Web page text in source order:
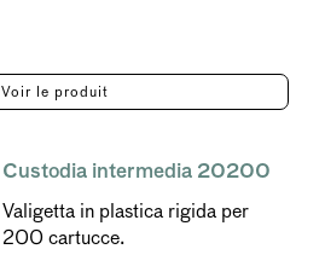
Voir le produit
Custodia intermedia 20200
Valigetta in plastica rigida per
200 cartucce.